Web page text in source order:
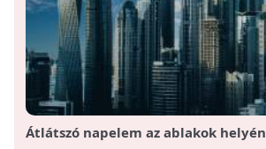
Átlátszó napelem az ablakok helyén